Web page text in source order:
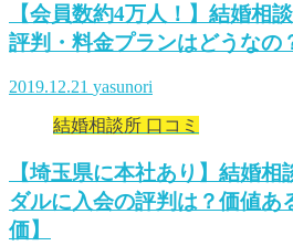
【会員数約4万人！】結婚相
評判・料金プランはどうなの
2019.12.21 yasunori
結婚相談所 口コミ
【埼玉県に本社あり】結婚
ダルに入会の評判は？価値あ
価】